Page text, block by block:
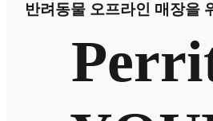
반려동물 오프라인 매장을